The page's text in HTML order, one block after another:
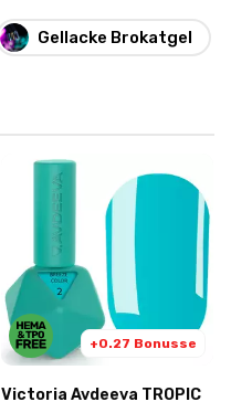
Gellacke Brokatgel
+0.27 Bonusse
Victoria Avdeeva TROPIC